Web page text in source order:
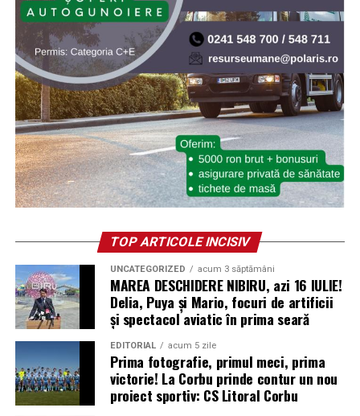
TOP ARTICOLE INCISIV
UNCATEGORIZED acum 3 săptămâni
MAREA DESCHIDERE NIBIRU, azi 16 IULIE!
Delia, Puya și Mario, focuri de artificii
și spectacol aviatic în prima seară
EDITORIAL acum 5 zile
Prima fotografie, primul meci, prima
victorie! La Corbu prinde contur un nou
proiect sportiv: CS Litoral Corbu